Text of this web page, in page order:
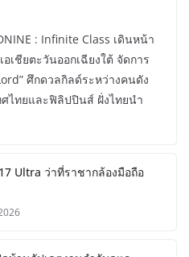
: Infinite Class เดินหน้า
เชียตะวันออกเฉียงใต้ จัดการ
ศึกดวลกิลด์ระหว่างคนดัง
ศไทยและฟิลิปปินส์ ฝั่งไทยนำ
Ultra ว่าที่ราชากล้องมือถือ